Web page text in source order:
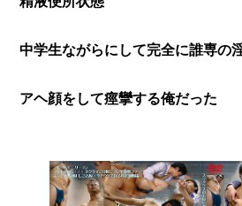
中学生ながらにして完全に誰専の
アヘ顔をして痙攣する俺だった